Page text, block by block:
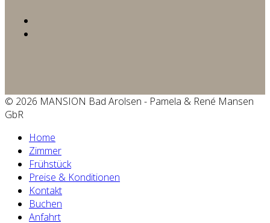
© 2026 MANSION Bad Arolsen - Pamela & René Mansen
GbR
Home
Zimmer
Frühstück
Preise & Konditionen
Kontakt
Buchen
Anfahrt